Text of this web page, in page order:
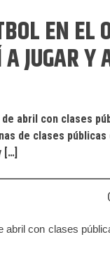
EN EL
JUGAR
abril con clases
de clases
[…]
abril con clases